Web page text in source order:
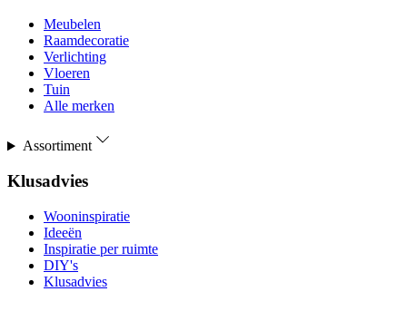
Meubelen
Raamdecoratie
Verlichting
Vloeren
Tuin
Alle merken
Assortiment
Klusadvies
Wooninspiratie
Ideeën
Inspiratie per ruimte
DIY's
Klusadvies